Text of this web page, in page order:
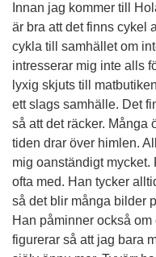
Innan jag kommer till
är bra att det finns cykel
cykla till samhället om
intresserar mig inte alls
lyxig skjuts till
ett slags samhälle. Det
så att det räcker. Många
tiden drar över himlen.
mig oanständigt
ofta med. Han tycker
så det blir många bilder
Han påminner också
figurerar så att jag bara